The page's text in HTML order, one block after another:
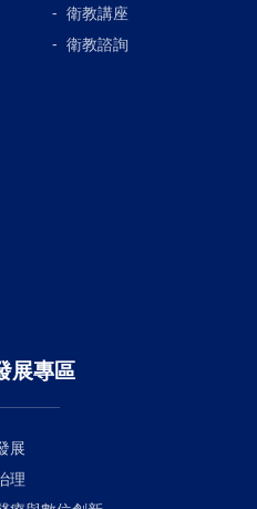
衛教講座
衛教諮詢
展專區
展
理